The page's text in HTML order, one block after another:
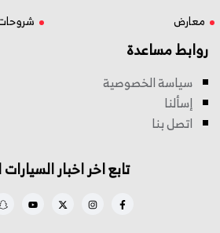
معارض
روابط مساعدة
سياسة الخصوصية
إسألنا
اتصل بنا
تابع اخر اخبار